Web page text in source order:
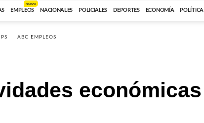
EMPLEOS
NUEVO
NACIONALES POLICIALES DEPORTES ECONOMÍA POLÍTICA
ABC EMPLEOS
económicas